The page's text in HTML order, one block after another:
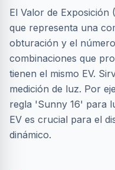
El Valor de Exposición
que representa una
obturación y el
combinaciones que
tienen el mismo EV.
medición de luz. Por
regla 'Sunny 16' para
EV es crucial para el
dinámico.